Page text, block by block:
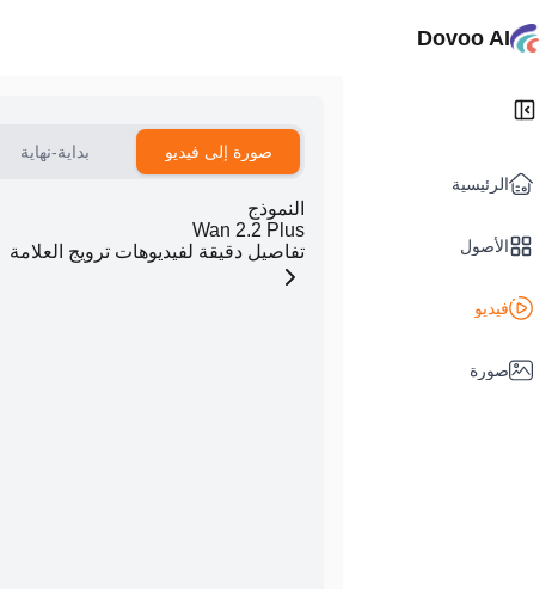
Dovoo AI
الرئيسية
الأصول
فيديو
صورة
صورة إلى فيديو بداية-نهاية
النموذج
Wan 2.2 Plus
تفاصيل دقيقة لفيديوهات ترويج العلامة